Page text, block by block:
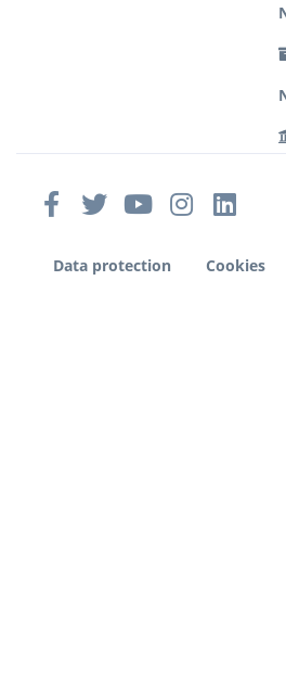
Data protection Cookies